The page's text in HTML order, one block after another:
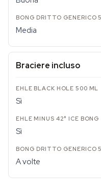
Media
Braciere incluso
Sì
Sì
A volte